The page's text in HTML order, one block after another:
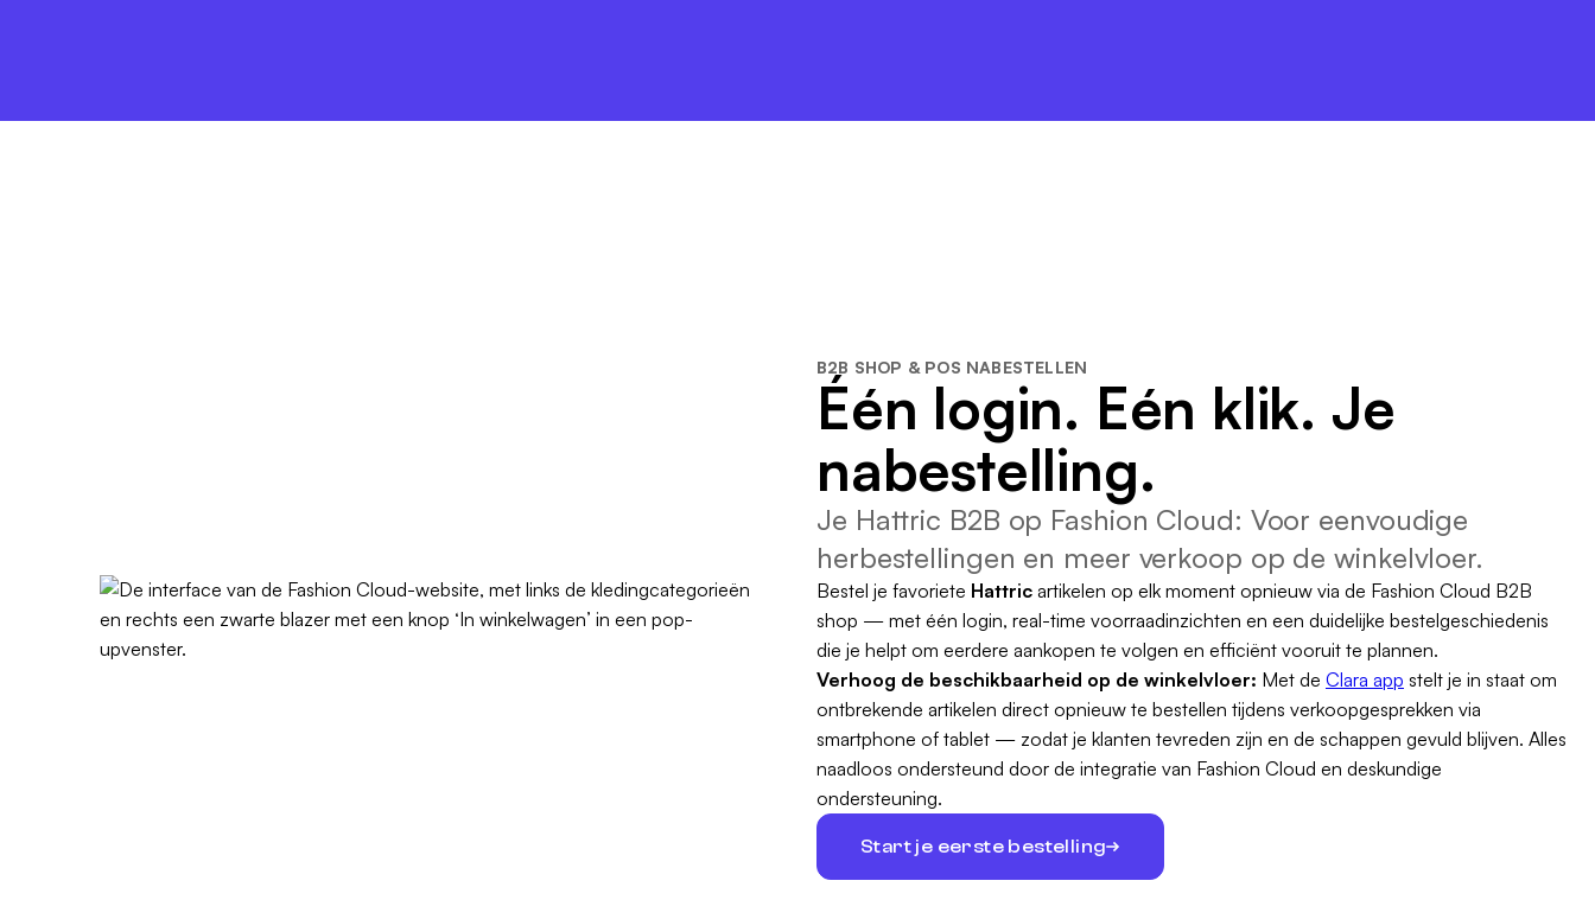
B2B SHOP & POS NABESTELLEN
Één login. Eén klik. Je
nabestelling.
Je Hattric B2B op Fashion Cloud: Voor eenvoudige
herbestellingen en meer verkoop op de winkelvloer.
Bestel je favoriete Hattric artikelen op elk moment opnieuw via de Fashion Cloud B2B
shop — met één login, real-time voorraadinzichten en een duidelijke bestelgeschiedenis
die je helpt om eerdere aankopen te volgen en efficiënt vooruit te plannen.
Verhoog de beschikbaarheid op de winkelvloer: Met de Clara app stelt je in staat om
ontbrekende artikelen direct opnieuw te bestellen tijdens verkoopgesprekken via
smartphone of tablet — zodat je klanten tevreden zijn en de schappen gevuld blijven. Alles
naadloos ondersteund door de integratie van Fashion Cloud en deskundige
ondersteuning.
Start je eerste bestelling